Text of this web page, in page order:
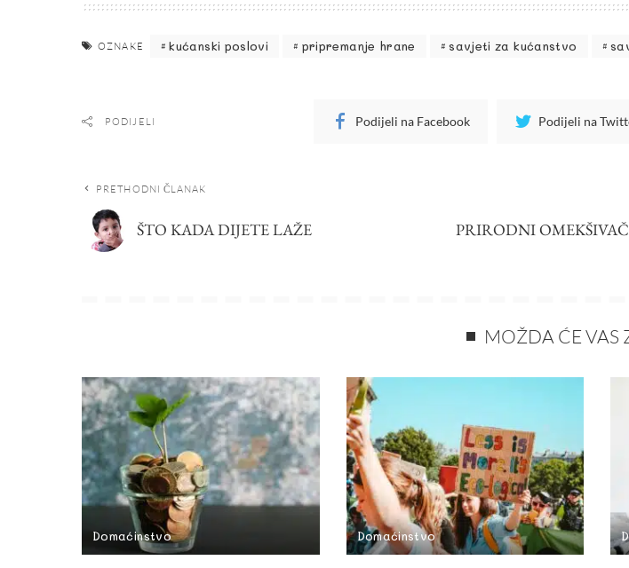
OZNAKE kućanski poslovi pripremanje hrane savjeti za kućanstvo
PODIJELI Podijeli na Facebook Podijeli na
PRETHODNI ČLANAK
ŠTO KADA DIJETE LAŽE PRIRODNI
MOŽDA ĆE VAS
Domaćinstvo Domaćinstvo